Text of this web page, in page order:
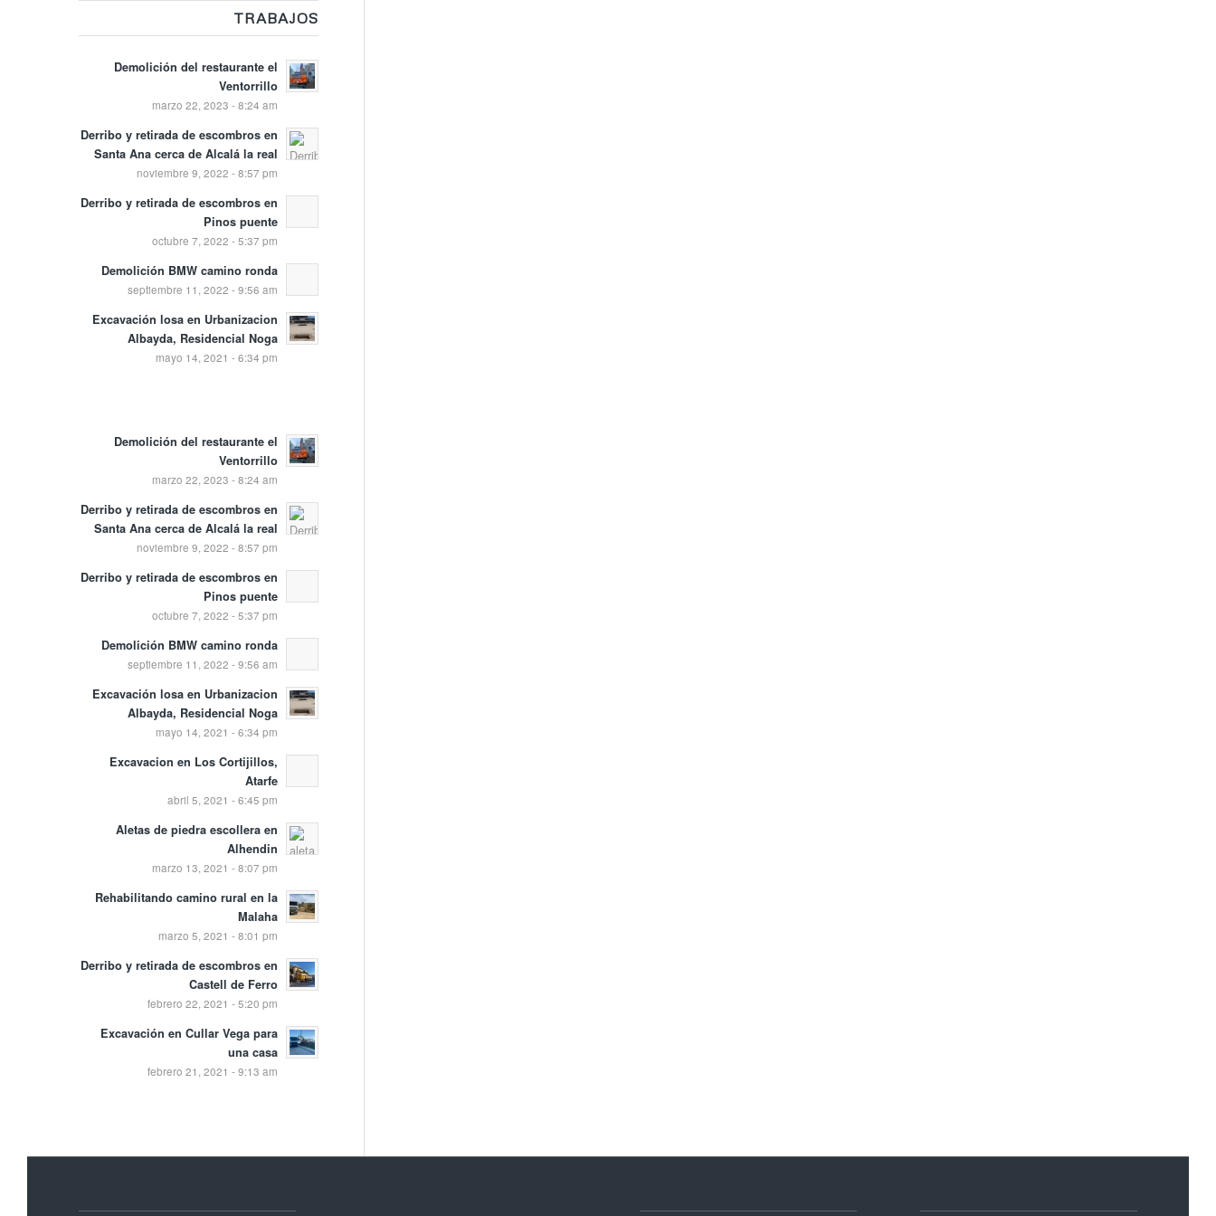
TRABAJOS
Demolición del restaurante el
Ventorrillo
marzo 22, 2023 - 8:24 am
Derribo y retirada de escombros en
Santa Ana cerca de Alcalá la real
noviembre 9, 2022 - 8:57 pm
Derribo y retirada de escombros en
Pinos puente
octubre 7, 2022 - 5:37 pm
Demolición BMW camino ronda
septiembre 11, 2022 - 9:56 am
Excavación losa en Urbanizacion
Albayda, Residencial Noga
mayo 14, 2021 - 6:34 pm
Demolición del restaurante el
Ventorrillo
marzo 22, 2023 - 8:24 am
Derribo y retirada de escombros en
Santa Ana cerca de Alcalá la real
noviembre 9, 2022 - 8:57 pm
Derribo y retirada de escombros en
Pinos puente
octubre 7, 2022 - 5:37 pm
Demolición BMW camino ronda
septiembre 11, 2022 - 9:56 am
Excavación losa en Urbanizacion
Albayda, Residencial Noga
mayo 14, 2021 - 6:34 pm
Excavacion en Los Cortijillos,
Atarfe
abril 5, 2021 - 6:45 pm
Aletas de piedra escollera en
Alhendin
marzo 13, 2021 - 8:07 pm
Rehabilitando camino rural en la
Malaha
marzo 5, 2021 - 8:01 pm
Derribo y retirada de escombros en
Castell de Ferro
febrero 22, 2021 - 5:20 pm
Excavación en Cullar Vega para
una casa
febrero 21, 2021 - 9:13 am